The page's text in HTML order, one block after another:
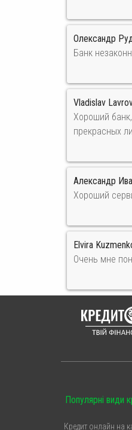
Олександр
Банк
Vladislav
Хороший
прекрасных
Александр
Хороший
Elvira
Очень мне
Популярні види
Кредит онлайн на